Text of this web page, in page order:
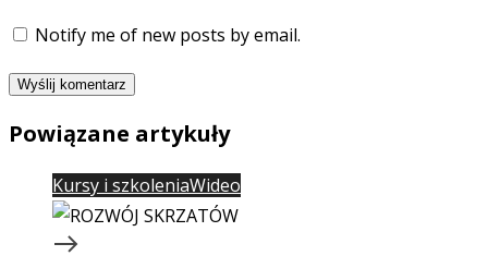
Notify me of new posts by email.
Powiązane artykuły
Kursy i szkoleniaWideo